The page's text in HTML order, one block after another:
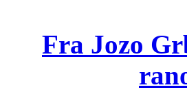
Fra Jozo